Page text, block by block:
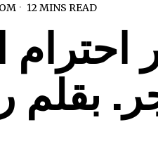
12 MINS READ